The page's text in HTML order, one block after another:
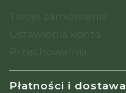
Twoje zamówienia
Ustawienia konta
Przechowalnia
Płatności i dostawa